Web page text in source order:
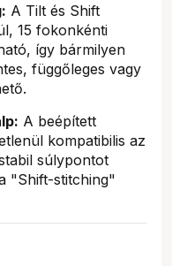
A Tilt és Shift
15 fokonkénti
így bármilyen
függőleges vagy
A beépített
kompatibilis az
súlypontot
"Shift-stitching"